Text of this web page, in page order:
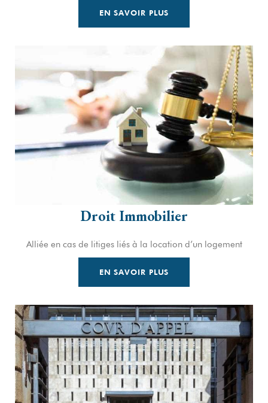
EN SAVOIR PLUS
Droit Immobilier
Alliée en cas de litiges liés à la location d’un logement
EN SAVOIR PLUS